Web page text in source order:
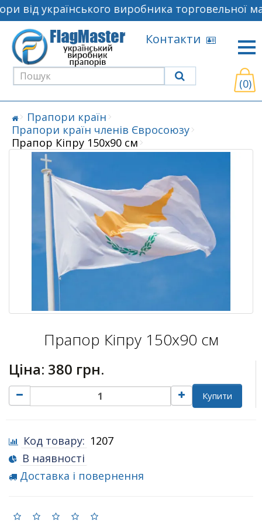
від українського виробника торговельної
Контакти
(0)
Прапори країн
Прапори країн членів Євросоюзу
Прапор Кіпру 150х90 см
Прапор Кіпру 150х90 см
Ціна: 380 грн.
Купити
Код товару: 1207
В наявності
Доставка і повернення